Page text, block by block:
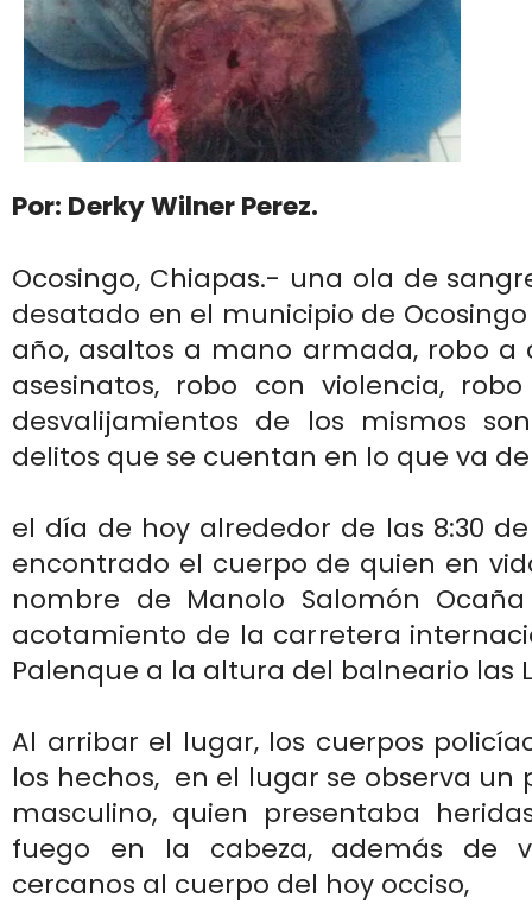
Por: Derky Wilner Perez.
Ocosingo, Chiapas.- una ola de
desatado en el municipio de
año, asaltos a mano armada, robo a
asesinatos, robo con violencia,
desvalijamientos de los mismos
delitos que se cuentan en lo que va de
el día de hoy alrededor de las 8:30
encontrado el cuerpo de quien en
nombre de Manolo Salomón
acotamiento de la carretera
Palenque a la altura del balneario las
Al arribar el lugar, los cuerpos
los hechos, en el lugar se observa un
masculino, quien presentaba
fuego en la cabeza, además de
cercanos al cuerpo del hoy occiso,